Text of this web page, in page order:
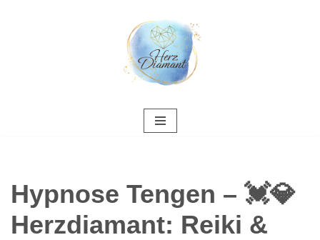
Hypnose Tengen – 💓️💎
Herzdiamant: Reiki &